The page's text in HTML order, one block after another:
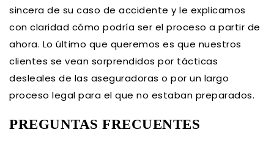
sincera de su caso de accidente y le explicamos
con claridad cómo podría ser el proceso a partir de
ahora. Lo último que queremos es que nuestros
clientes se vean sorprendidos por tácticas
desleales de las aseguradoras o por un largo
proceso legal para el que no estaban preparados.
PREGUNTAS FRECUENTES